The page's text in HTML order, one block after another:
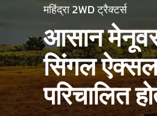
महिंद्रा 2WD ट्रैक्टर्स
आसान
सिंगल ऐक्सल
परिचालित